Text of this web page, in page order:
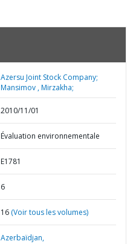
Azersu Joint Stock Company;
Mansimov , Mirzakha;
2010/11/01
Évaluation environnementale
E1781
6
16 (Voir tous les volumes)
Azerbaïdjan,